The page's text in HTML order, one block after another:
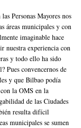
Personas Mayores nos
áreas municipales y con
imaginable hace
nuestra experiencia con
y todo ello ha sido
Pues convencernos de
y que Bilbao podía
la OMS en la
de las Ciudades
resulta difícil
municipales se sumen